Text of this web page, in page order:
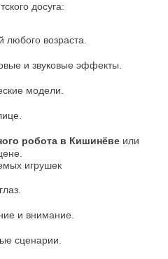
досуга:
любого возраста.
и звуковые эффекты.
модели.
робота в Кишинёве или
игрушек
и внимание.
сценарии.